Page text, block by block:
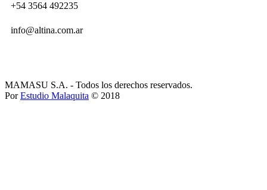
+54 3564 492235
info@altina.com.ar
MAMASU S.A. - Todos los derechos reservados.
PorEstudio Malaquita © 2018